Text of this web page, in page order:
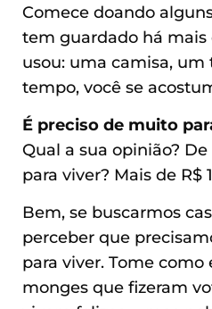
Comece doando
tem guardado há mais
usou: uma camisa, um
tempo, você se
É preciso de muito
Qual a sua opinião?
para viver? Mais de R$
Bem, se buscarmos
perceber que
para viver. Tome
monges que fizeram